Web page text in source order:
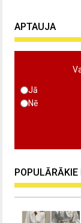
APTAUJA
Jā
Nē
POPULĀRĀKIE